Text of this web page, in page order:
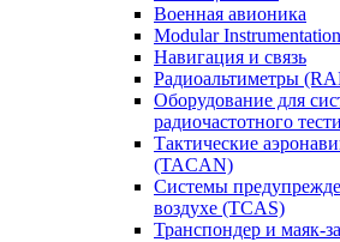
Военная авионика
Modular Instrumentation
Навигация и связь
Радиоальтиметры
Оборудование для
радиочастотного
Тактические
(TACAN)
Системы
воздухе (TCAS)
Транспондер и маяк-